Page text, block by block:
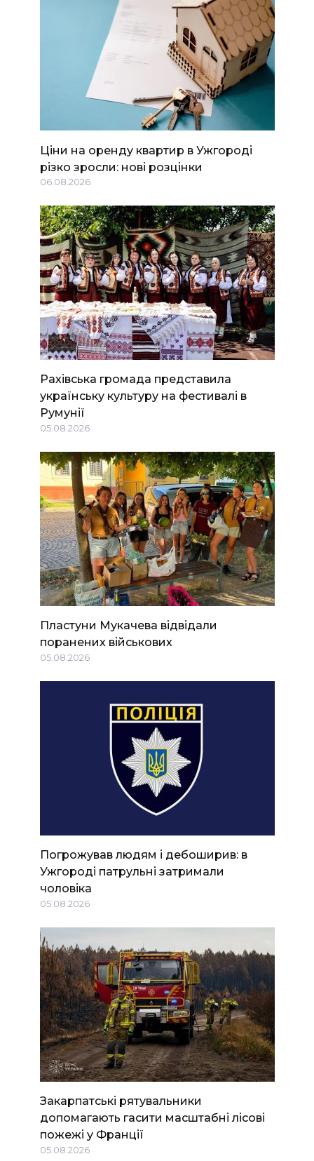
Ціни на оренду квартир в Ужгороді
різко зросли: нові розцінки
06.08.2026
Рахівська громада представила
українську культуру на фестивалі в
Румунії
05.08.2026
Пластуни Мукачева відвідали
поранених військових
05.08.2026
Погрожував людям і дебоширив: в
Ужгороді патрульні затримали
чоловіка
05.08.2026
Закарпатські рятувальники
допомагають гасити масштабні лісові
пожежі у Франції
05.08.2026